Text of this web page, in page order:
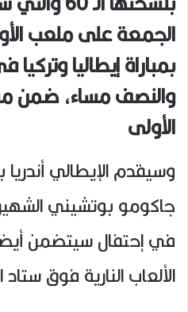
الجمعة على ملعب
بمباراة إيطاليا وتركيا
والنصف مساء، ضمن
الأولى
وسيقدم الإيطالي
في إحتفال سيتضمن
الألعاب النارية فوق ستاد